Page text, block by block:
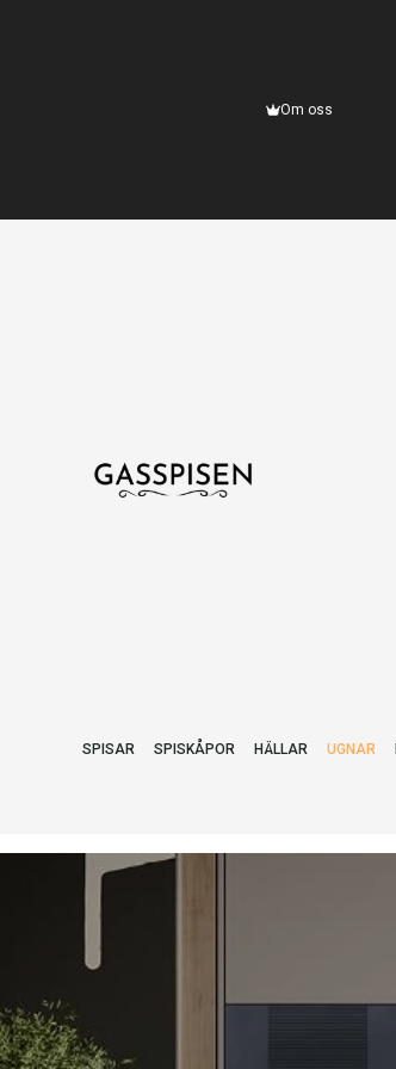
Om oss
SPISAR SPISKÅPOR HÄLLAR UGNAR